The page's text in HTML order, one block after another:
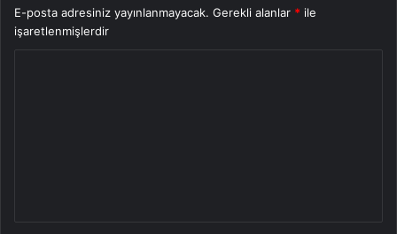
E-posta adresiniz yayınlanmayacak. Gerekli alanlar * ile
işaretlenmişlerdir